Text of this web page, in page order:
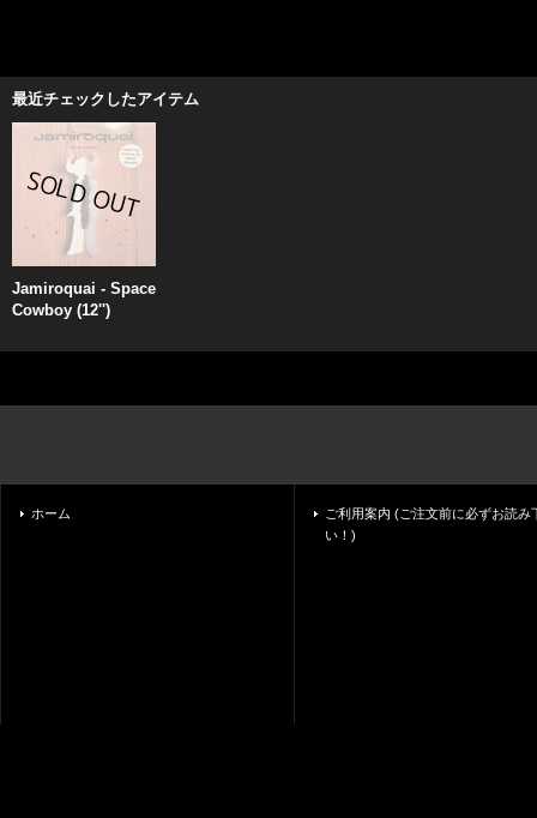
最近チェックしたアイテム
Jamiroquai - Space
Cowboy (12'')
ホーム
ご利用案内 (ご注文前に必ずお読み
い！)